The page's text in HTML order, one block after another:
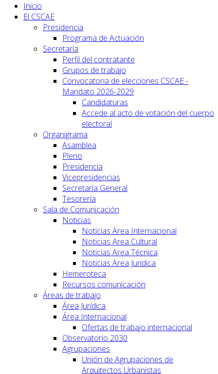
Inicio
El CSCAE
Presidencia
Programa de Actuación
Secretaría
Perfil del contratante
Grupos de trabajo
Convocatoria de elecciones CSCAE -
Mandato 2026-2029
Candidaturas
Accede al acto de votación del cuerpo
electoral
Organigrama
Asamblea
Pleno
Presidencia
Vicepresidencias
Secretaría General
Tesorería
Sala de Comunicación
Noticias
Noticias Area Internacional
Noticias Area Cultural
Noticias Area Técnica
Noticias Area Jurídica
Hemeroteca
Recursos comunicación
Áreas de trabajo
Área Jurídica
Área Internacional
Ofertas de trabajo internacional
Observatorio 2030
Agrupaciones
Unión de Agrupaciones de
Arquitectos Urbanistas